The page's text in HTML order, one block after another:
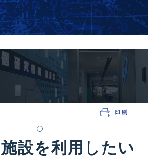
設を利用したい